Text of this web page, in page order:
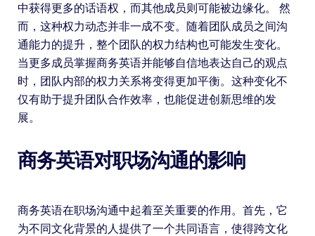
中获得更多的话语权，而其他成员则可能被边缘化。 然
而，这种权力动态并非一成不变。随着团队成员之间沟
通能力的提升，整个团队的权力结构也可能发生变化。
当更多成员掌握商务英语并能够自信地表达自己的观点
时，团队内部的权力关系将变得更加平衡。这种变化不
仅有助于提升团队合作效率，也能促进创新思维的发
展。
商务英语对职场沟通的影响
商务英语在职场沟通中起着至关重要的作用。首先，它
为不同文化背景的人提供了一个共同语言，使得跨文化